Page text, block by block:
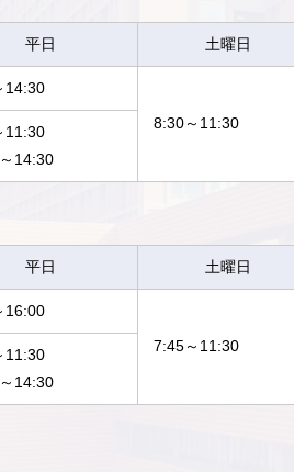
平日 土曜日
14:30
8:30～11:30
11:30
14:30
平日 土曜日
16:00
7:45～11:30
11:30
14:30